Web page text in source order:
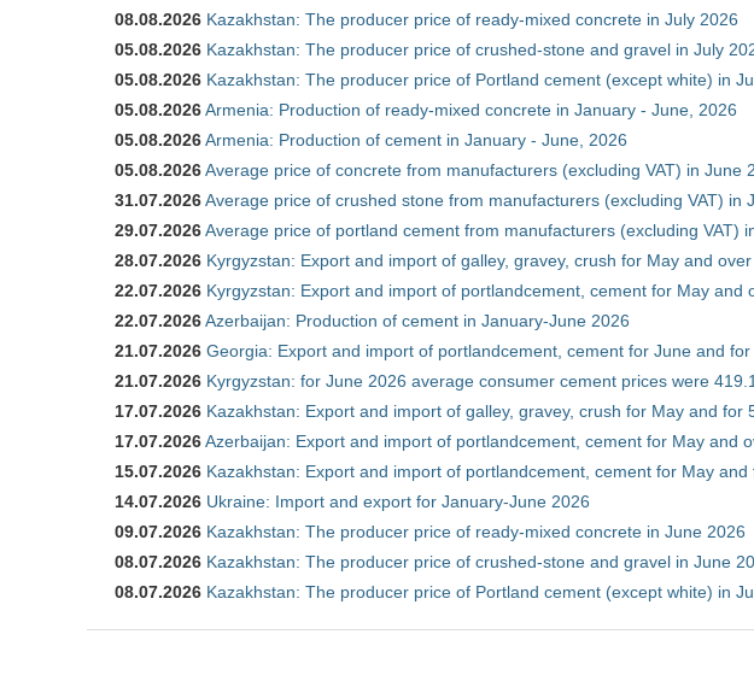
08.08.2026 Kazakhstan: The producer price of ready-mixed concrete in July 2026
05.08.2026 Kazakhstan: The producer price of crushed-stone and gravel in July
05.08.2026 Kazakhstan: The producer price of Portland cement (except white) in
05.08.2026Armenia: Production of ready-mixed concrete in January - June, 2026
05.08.2026Armenia: Production of cement in January - June, 2026
05.08.2026Average price of concrete from manufacturers (excluding VAT) in June
31.07.2026Average price of crushed stone from manufacturers (excluding VAT) in
29.07.2026Average price of portland cement from manufacturers (excluding VAT)
28.07.2026 Kyrgyzstan: Export and import of galley, gravey, crush for May and
22.07.2026 Kyrgyzstan: Export and import of portlandcement, cement for May
22.07.2026Azerbaijan: Production of cement in January-June 2026
21.07.2026 Georgia: Export and import of portlandcement, cement for June and
21.07.2026 Kyrgyzstan: for June 2026 average consumer cement prices were
17.07.2026 Kazakhstan: Export and import of galley, gravey, crush for May and for
17.07.2026Azerbaijan: Export and import of portlandcement, cement for May and
15.07.2026 Kazakhstan: Export and import of portlandcement, cement for May
14.07.2026 Ukraine: Import and export for January-June 2026
09.07.2026 Kazakhstan: The producer price of ready-mixed concrete in June 2026
08.07.2026 Kazakhstan: The producer price of crushed-stone and gravel in June
08.07.2026 Kazakhstan: The producer price of Portland cement (except white) in